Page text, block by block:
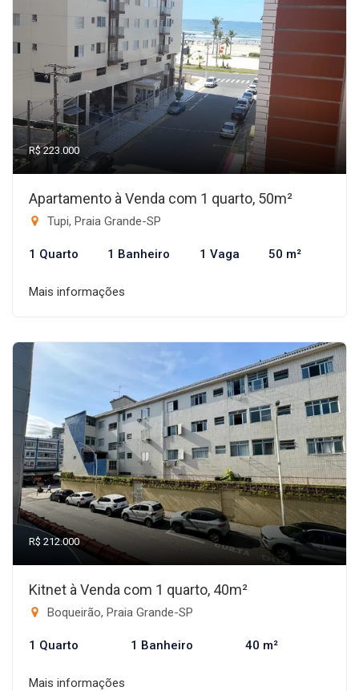
R$ 223.000
Apartamento à Venda com 1 quarto, 50m²
Tupi, Praia Grande-SP
1 Quarto 1 Banheiro 1 Vaga 50 m²
Mais informações
R$ 212.000
Kitnet à Venda com 1 quarto, 40m²
Boqueirão, Praia Grande-SP
1 Quarto 1 Banheiro 40 m²
Mais informações